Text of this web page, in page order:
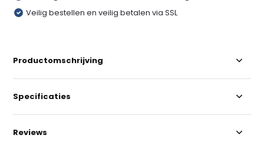
Veilig bestellen en veilig betalen via SSL
Productomschrijving
Specificaties
Reviews